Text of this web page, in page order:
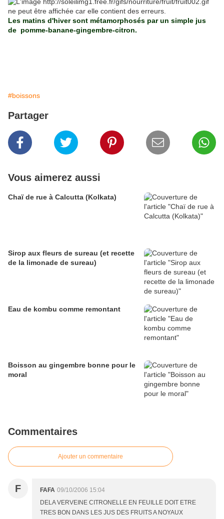
Les matins d'hiver sont métamorphosés par un simple jus
de pomme-banane-gingembre-citron.
#boissons
Partager
Vous aimerez aussi
Chaï de rue à Calcutta (Kolkata)
Sirop aux fleurs de sureau (et recette
de la limonade de sureau)
Eau de kombu comme remontant
Boisson au gingembre bonne pour le
moral
Commentaires
Ajouter un commentaire
F FAFA 09/10/2006 15:04
DELA VERVEINE CITRONELLE EN FEUILLE DOIT ETRE
TRES BON DANS LES JUS DES FRUITS A NOYAUX